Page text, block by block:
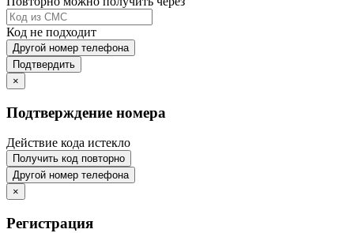
Код не подходит
Другой номер телефона
Подтвердить
×
Подтверждение номера
Действие кода истекло
Получить код повторно
Другой номер телефона
×
Регистрация